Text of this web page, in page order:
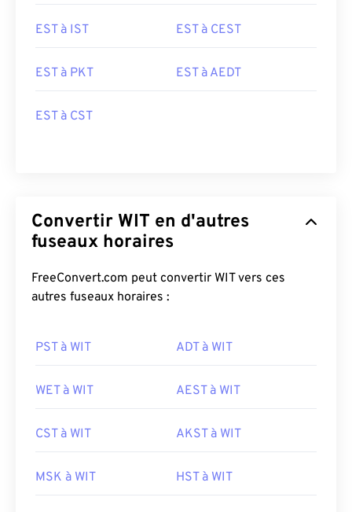
EST à IST EST à CEST
EST à PKT EST à AEDT
EST à CST
Convertir WIT en d'autres
fuseaux horaires
FreeConvert.com peut convertir WIT vers ces
autres fuseaux horaires :
PST à WIT ADT à WIT
WET à WIT AEST à WIT
CST à WIT AKST à WIT
MSK à WIT HST à WIT